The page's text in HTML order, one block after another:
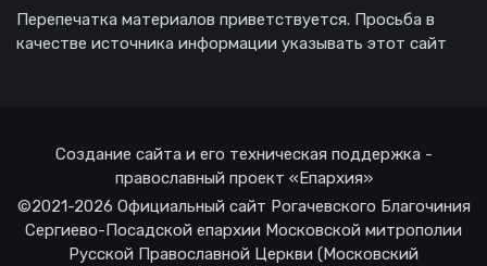
Перепечатка материалов приветствуется. Просьба в
качестве источника информации указывать этот сайт
Создание сайта и его техническая поддержка -
православный проект «Епархия»
©2021-2026 Официальный сайт Рогачевского Благочиния
Сергиево-Посадской епархии Московской митрополии
Русской Православной Церкви (Московский